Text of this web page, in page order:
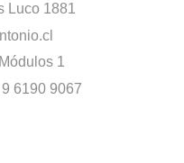
Luco 1881
1
6190 9067